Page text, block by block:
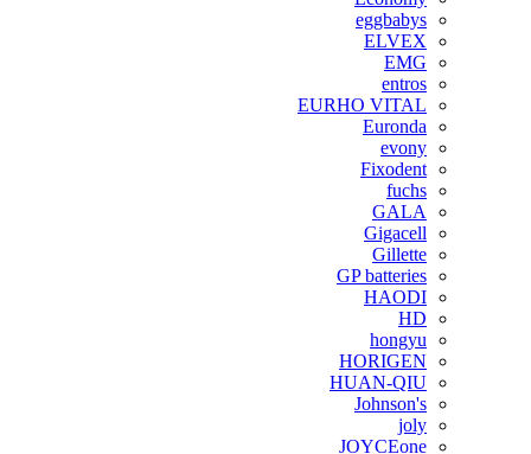
eggbabys
ELVEX
EMG
entros
EURHO VITAL
Euronda
evony
Fixodent
fuchs
GALA
Gigacell
Gillette
GP batteries
HAODI
HD
hongyu
HORIGEN
HUAN-QIU
Johnson's
joly
JOYCEone